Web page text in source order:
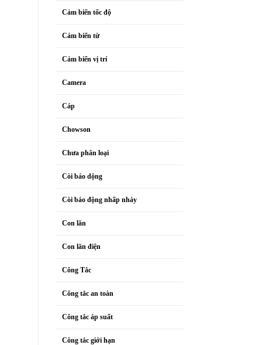
Cảm biến tốc độ
Cảm biến từ
Cảm biến vị trí
Camera
Cáp
Chowson
Chưa phân loại
Còi báo dộng
Còi báo động nhấp nháy
Con lăn
Con lăn điện
Công Tắc
Công tắc an toàn
Công tắc áp suất
Công tắc giới hạn